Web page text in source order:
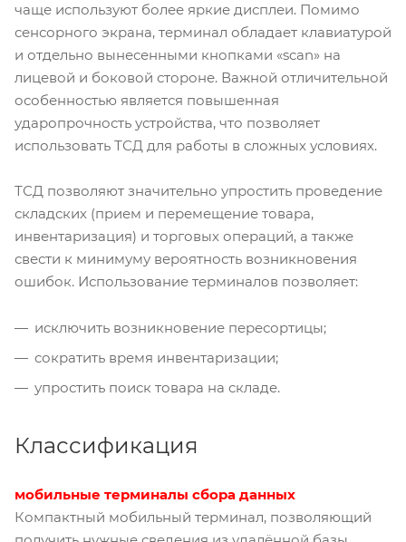
чаще используют более яркие дисплеи. Помимо
сенсорного экрана, терминал обладает клавиатурой
и отдельно вынесенными кнопками «scan» на
лицевой и боковой стороне. Важной отличительной
особенностью является повышенная
ударопрочность устройства, что позволяет
использовать ТСД для работы в сложных условиях.
ТСД позволяют значительно упростить проведение
складских (прием и перемещение товара,
инвентаризация) и торговых операций, а также
свести к минимуму вероятность возникновения
ошибок. Использование терминалов позволяет:
исключить возникновение пересортицы;
сократить время инвентаризации;
упростить поиск товара на складе.
Классификация
мобильные терминалы сбора данных
Компактный мобильный терминал, позволяющий